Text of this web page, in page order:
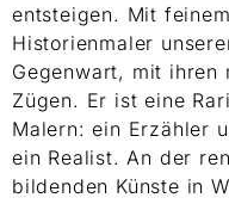
entsteigen. Mit
Historienmaler
Gegenwart, mit ihren
Zügen. Er ist eine
Malern: ein Erzähler
ein Realist. An der
bildenden Künste in